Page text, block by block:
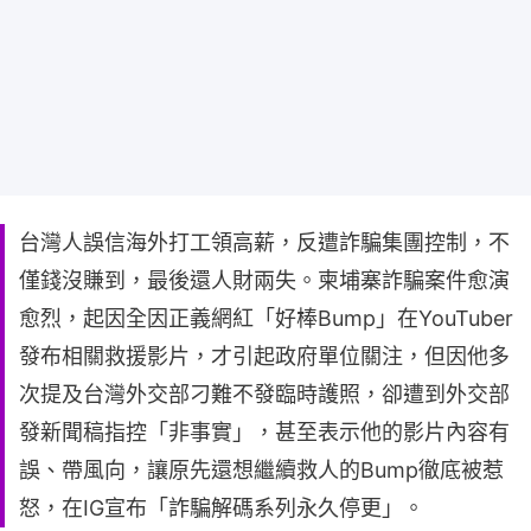
台灣人誤信海外打工領高薪，反遭詐騙集團控制，不
僅錢沒賺到，最後還人財兩失。柬埔寨詐騙案件愈演
愈烈，起因全因正義網紅「好棒Bump」在YouTuber
發布相關救援影片，才引起政府單位關注，但因他多
次提及台灣外交部刁難不發臨時護照，卻遭到外交部
發新聞稿指控「非事實」，甚至表示他的影片內容有
誤、帶風向，讓原先還想繼續救人的Bump徹底被惹
怒，在IG宣布「詐騙解碼系列永久停更」。